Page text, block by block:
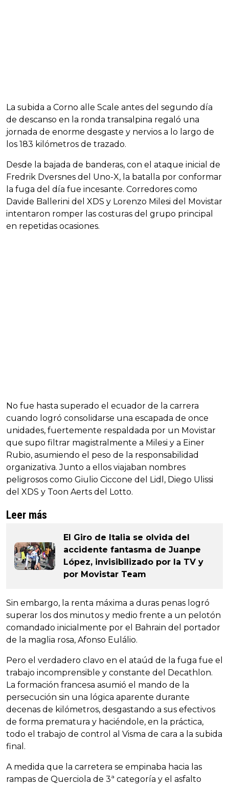
La subida a Corno alle Scale antes del segundo día
de descanso en la ronda transalpina regaló una
jornada de enorme desgaste y nervios a lo largo de
los 183 kilómetros de trazado.
Desde la bajada de banderas, con el ataque inicial de
Fredrik Dversnes del Uno-X, la batalla por conformar
la fuga del día fue incesante. Corredores como
Davide Ballerini del XDS y Lorenzo Milesi del Movistar
intentaron romper las costuras del grupo principal
en repetidas ocasiones.
No fue hasta superado el ecuador de la carrera
cuando logró consolidarse una escapada de once
unidades, fuertemente respaldada por un Movistar
que supo filtrar magistralmente a Milesi y a Einer
Rubio, asumiendo el peso de la responsabilidad
organizativa. Junto a ellos viajaban nombres
peligrosos como Giulio Ciccone del Lidl, Diego Ulissi
del XDS y Toon Aerts del Lotto.
Leer más
El Giro de Italia se olvida del
accidente fantasma de Juanpe
López, invisibilizado por la TV y
por Movistar Team
Sin embargo, la renta máxima a duras penas logró
superar los dos minutos y medio frente a un pelotón
comandado inicialmente por el Bahrain del portador
de la maglia rosa, Afonso Eulálio.
Pero el verdadero clavo en el ataúd de la fuga fue el
trabajo incomprensible y constante del Decathlon.
La formación francesa asumió el mando de la
persecución sin una lógica aparente durante
decenas de kilómetros, desgastando a sus efectivos
de forma prematura y haciéndole, en la práctica,
todo el trabajo de control al Visma de cara a la subida
final.
A medida que la carretera se empinaba hacia las
rampas de Querciola de 3ª categoría y el asfalto